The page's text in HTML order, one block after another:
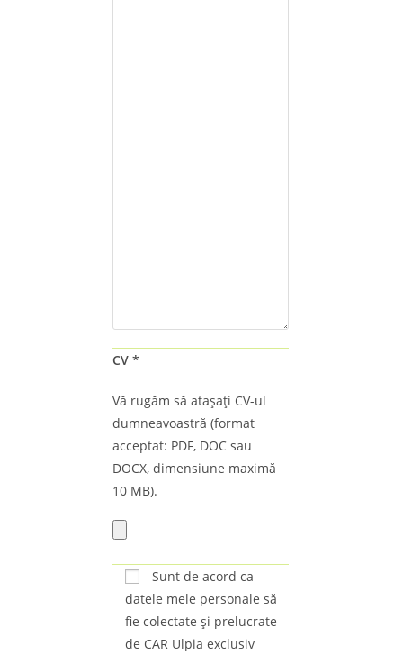
CV *
Vă rugăm să atașați CV-ul
dumneavoastră (format
acceptat: PDF, DOC sau
DOCX, dimensiune maximă
10 MB).
Sunt de acord ca
datele mele personale să
fie colectate și prelucrate
de CAR Ulpia exclusiv